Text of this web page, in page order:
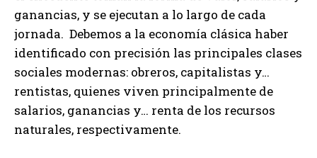
ganancias, y se ejecutan a lo largo de cada
jornada. Debemos a la economía clásica haber
identificado con precisión las principales clases
sociales modernas: obreros, capitalistas y…
rentistas, quienes viven principalmente de
salarios, ganancias y… renta de los recursos
naturales, respectivamente.